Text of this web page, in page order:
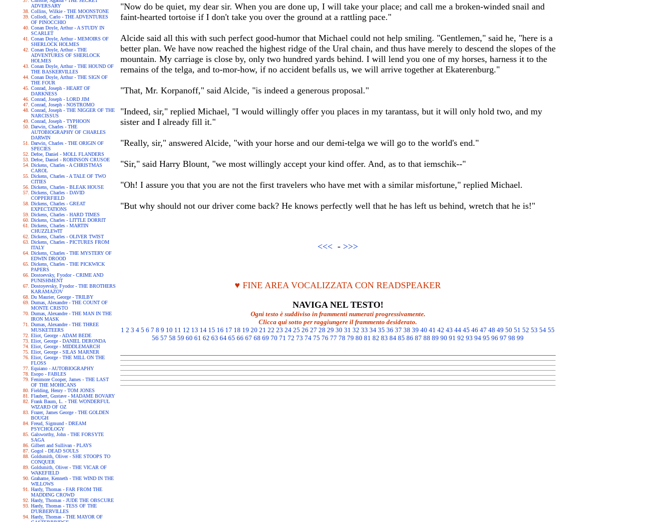
ADVERSARY
Collins, Wilkie - THE MOONSTONE
Collodi, Carlo - THE ADVENTURES
OF PINOCCHIO
Conan Doyle, Arthur - A STUDY IN
SCARLET
Conan Doyle, Arthur - MEMOIRS OF
SHERLOCK HOLMES
Conan Doyle, Arthur - THE
ADVENTURES OF SHERLOCK
HOLMES
Conan Doyle, Arthur - THE HOUND OF
THE BASKERVILLES
Conan Doyle, Arthur - THE SIGN OF
THE FOUR
Conrad, Joseph - HEART OF
DARKNESS
Conrad, Joseph - LORD JIM
Conrad, Joseph - NOSTROMO
Conrad, Joseph - THE NIGGER OF THE
NARCISSUS
Conrad, Joseph - TYPHOON
Darwin, Charles - THE
AUTOBIOGRAPHY OF CHARLES
DARWIN
Darwin, Charles - THE ORIGIN OF
SPECIES
Defoe, Daniel - MOLL FLANDERS
Defoe, Daniel - ROBINSON CRUSOE
Dickens, Charles - A CHRISTMAS
CAROL
Dickens, Charles - A TALE OF TWO
CITIES
Dickens, Charles - BLEAK HOUSE
Dickens, Charles - DAVID
COPPERFIELD
Dickens, Charles - GREAT
EXPECTATIONS
Dickens, Charles - HARD TIMES
Dickens, Charles - LITTLE DORRIT
Dickens, Charles - MARTIN
CHUZZLEWIT
Dickens, Charles - OLIVER TWIST
Dickens, Charles - PICTURES FROM
ITALY
Dickens, Charles - THE MYSTERY OF
EDWIN DROOD
Dickens, Charles - THE PICKWICK
PAPERS
Dostoevsky, Fyodor - CRIME AND
PUNISHMENT
Dostoyevsky, Fyodor - THE BROTHERS
KARAMAZOV
Du Maurier, George - TRILBY
Dumas, Alexandre - THE COUNT OF
MONTE CRISTO
Dumas, Alexandre - THE MAN IN THE
IRON MASK
Dumas, Alexandre - THE THREE
MUSKETEERS
Eliot, George - ADAM BEDE
Eliot, George - DANIEL DERONDA
Eliot, George - MIDDLEMARCH
Eliot, George - SILAS MARNER
Eliot, George - THE MILL ON THE
FLOSS
Equiano - AUTOBIOGRAPHY
Esopo - FABLES
Fenimore Cooper, James - THE LAST
OF THE MOHICANS
Fielding, Henry - TOM JONES
Flaubert, Gustave - MADAME BOVARY
Frank Baum, L. - THE WONDERFUL
WIZARD OF OZ
Frazer, James George - THE GOLDEN
BOUGH
Freud, Sigmund - DREAM
PSYCHOLOGY
Galsworthy, John - THE FORSYTE
SAGA
Gilbert and Sullivan - PLAYS
Gogol - DEAD SOULS
Goldsmith, Oliver - SHE STOOPS TO
CONQUER
Goldsmith, Oliver - THE VICAR OF
WAKEFIELD
Grahame, Kenneth - THE WIND IN THE
WILLOWS
Hardy, Thomas - FAR FROM THE
MADDING CROWD
Hardy, Thomas - JUDE THE OBSCURE
Hardy, Thomas - TESS OF THE
D'URBERVILLES
Hardy, Thomas - THE MAYOR OF
"Now do be quiet, my dear sir. When you are done up, I will take your place; and call me a broken-winded snail and
faint-hearted tortoise if I don't take you over the ground at a rattling pace."
Alcide said all this with such perfect good-humor that Michael could not help smiling. "Gentlemen," said he, "here is a
better plan. We have now reached the highest ridge of the Ural chain, and thus have merely to descend the slopes of the
mountain. My carriage is close by, only two hundred yards behind. I will lend you one of my horses, harness it to the
remains of the telga, and to-mor-how, if no accident befalls us, we will arrive together at Ekaterenburg."
"That, Mr. Korpanoff," said Alcide, "is indeed a generous proposal."
"Indeed, sir," replied Michael, "I would willingly offer you places in my tarantass, but it will only hold two, and my
sister and I already fill it."
"Really, sir," answered Alcide, "with your horse and our demi-telga we will go to the world's end."
"Sir," said Harry Blount, "we most willingly accept your kind offer. And, as to that iemschik--"
"Oh! I assure you that you are not the first travelers who have met with a similar misfortune," replied Michael.
"But why should not our driver come back? He knows perfectly well that he has left us behind, wretch that he is!"
<<< - >>>
♥ FINE AREA VOCALIZZATA CON READSPEAKER
NAVIGA NEL TESTO!
Ogni testo è suddiviso in frammenti numerati progressivamente.
Clicca qui sotto per raggiungere il frammento desiderato.
1 2 3 4 5 6 7 8 9 10 11 12 13 14 15 16 17 18 19 20 21 22 23 24 25 26 27 28 29 30 31 32 33 34 35 36 37 38 39 40 41 42 43 44 45 46 47 48 49 50 51 52 53 54 55
56 57 58 59 60 61 62 63 64 65 66 67 68 69 70 71 72 73 74 75 76 77 78 79 80 81 82 83 84 85 86 87 88 89 90 91 92 93 94 95 96 97 98 99